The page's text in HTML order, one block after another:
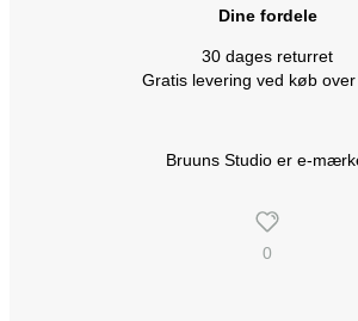
Dine fordele
30 dages returret
Gratis levering ved køb over
Bruuns Studio er e-
0